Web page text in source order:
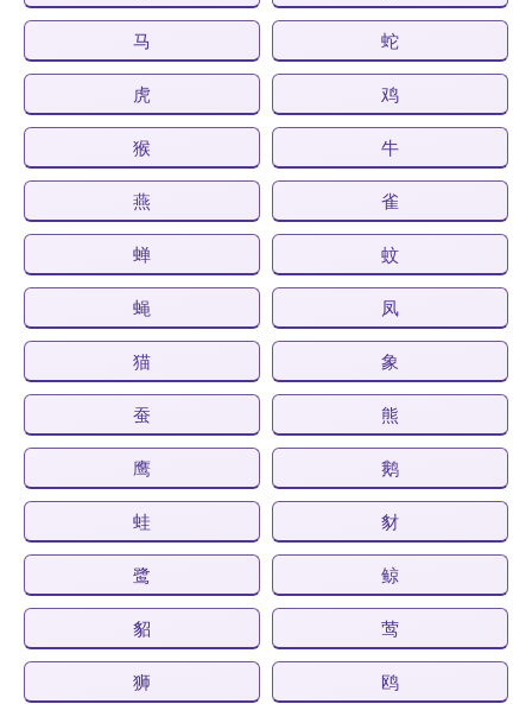
马 蛇
虎 鸡
猴 牛
燕 雀
蝉 蚊
蝇 凤
猫 象
蚕 熊
鹰 鹅
蛙 豺
鹭 鲸
貂 莺
狮 鸥